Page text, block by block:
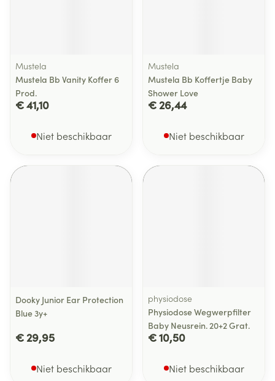
Mustela
Mustela Bb Vanity Koffer 6
Prod.
€ 41,10
Niet beschikbaar
Mustela
Mustela Bb Koffertje Baby
Shower Love
€ 26,44
Niet beschikbaar
Dooky Junior Ear Protection
Blue 3y+
€ 29,95
Niet beschikbaar
physiodose
Physiodose Wegwerpfilter
Baby Neusrein. 20+2 Grat.
€ 10,50
Niet beschikbaar